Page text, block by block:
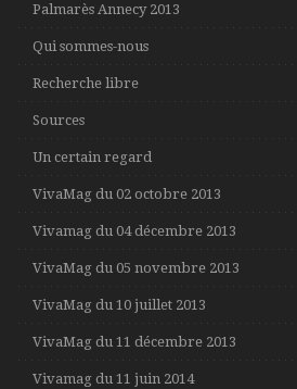
Palmarès Annecy 2013
Qui sommes-nous
Recherche libre
Sources
Un certain regard
VivaMag du 02 octobre 2013
Vivamag du 04 décembre 2013
VivaMag du 05 novembre 2013
VivaMag du 10 juillet 2013
VivaMag du 11 décembre 2013
Vivamag du 11 juin 2014